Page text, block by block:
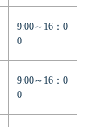
9:00～16：0
0
9:00～16：0
0